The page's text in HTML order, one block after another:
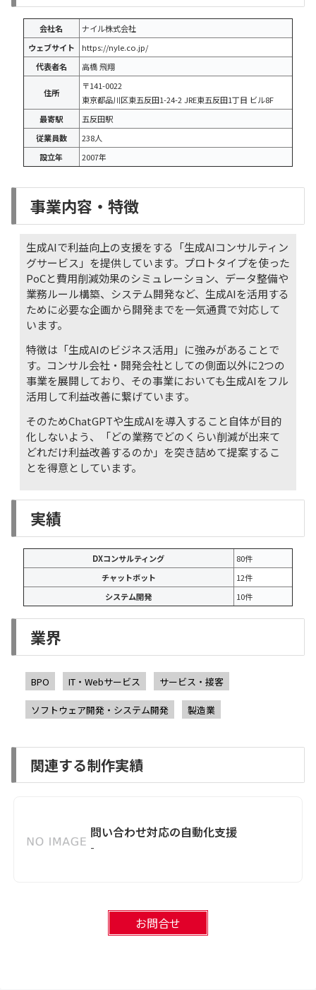
会社名
ナイル株式会社
ウェブサイト
https://nyle.co.jp/
代表者名
高橋 飛翔
住所
〒141-0022
東京都品川区東五反田1-24-2 JRE東五反田1丁目 ビル8F
最寄駅
五反田駅
従業員数
238人
設立年
2007年
事業内容・特徴
生成AIで利益向上の支援をする「生成AIコンサルティン
グサービス」を提供しています。プロトタイプを使った
PoCと費用削減効果のシミュレーション、データ整備や
業務ルール構築、システム開発など、生成AIを活用する
ために必要な企画から開発までを一気通貫で対応して
います。
特徴は「生成AIのビジネス活用」に強みがあることで
す。コンサル会社・開発会社としての側面以外に2つの
事業を展開しており、その事業においても生成AIをフル
活用して利益改善に繋げています。
そのためChatGPTや生成AIを導入すること自体が目的
化しないよう、「どの業務でどのくらい削減が出来て
どれだけ利益改善するのか」を突き詰めて提案するこ
とを得意としています。
実績
DXコンサルティング
80件
チャットボット
12件
システム開発
10件
業界
BPO IT・Webサービス サービス・接客
ソフトウェア開発・システム開発 製造業
関連する制作実績
問い合わせ対応の自動化支援
-
お問合せ